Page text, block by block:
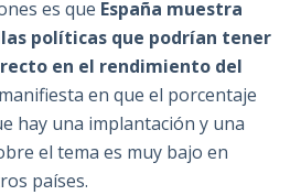
es que España muestra
políticas que podrían tener
en el rendimiento del
en que el porcentaje
hay una implantación y una
el tema es muy bajo en
países.